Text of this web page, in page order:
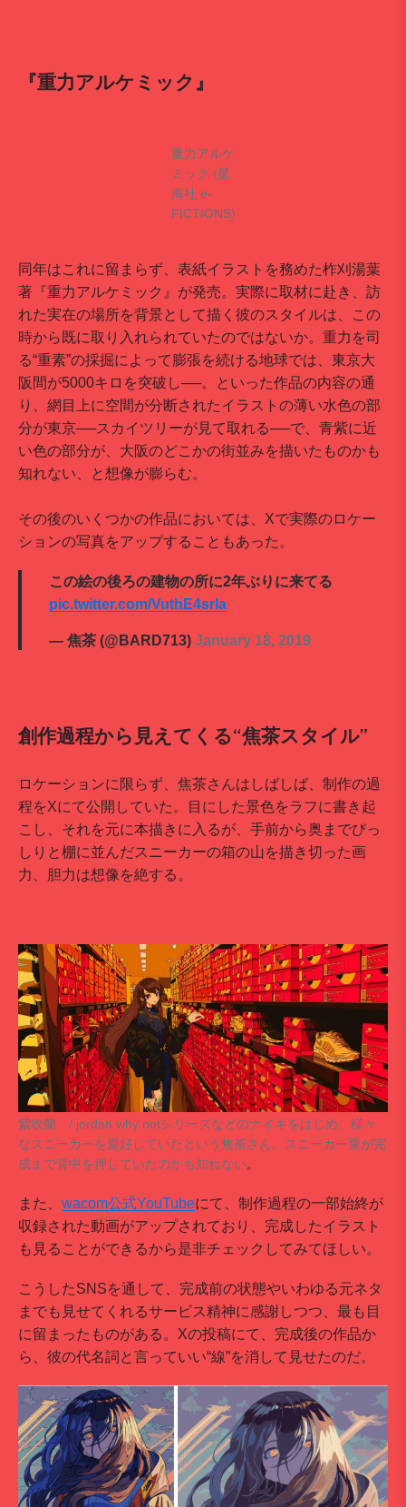
『重力アルケミック』
重力アルケ
ミック (星
海社 e-
FICTIONS)
同年はこれに留まらず、表紙イラストを務めた柞刈湯葉
著『重力アルケミック』が発売。実際に取材に赴き、訪
れた実在の場所を背景として描く彼のスタイルは、この
時から既に取り入れられていたのではないか。重力を司
る“重素”の採掘によって膨張を続ける地球では、東京大
阪間が5000キロを突破し──。といった作品の内容の通
り、網目上に空間が分断されたイラストの薄い水色の部
分が東京──スカイツリーが見て取れる──で、青紫に近
い色の部分が、大阪のどこかの街並みを描いたものかも
知れない、と想像が膨らむ。
その後のいくつかの作品においては、Xで実際のロケー
ションの写真をアップすることもあった。
この絵の後ろの建物の所に2年ぶりに来てる
pic.twitter.com/VuthE4srla
— 焦茶 (@BARD713) January 18, 2019
創作過程から見えてくる“焦茶スタイル”
ロケーションに限らず、焦茶さんはしばしば、制作の過
程をXにて公開していた。目にした景色をラフに書き起
こし、それを元に本描きに入るが、手前から奥までびっ
しりと棚に並んだスニーカーの箱の山を描き切った画
力、胆力は想像を絶する。
紫吹蘭 / jordan why notシリーズなどのナイキをはじめ、様々
なスニーカーを愛好していたという焦茶さん。スニーカー愛が完
成まで背中を押していたのかも知れない。
また、 wacom公式YouTubeにて、制作過程の一部始終が
収録された動画がアップされており、完成したイラスト
も見ることができるから是非チェックしてみてほしい。
こうしたSNSを通して、完成前の状態やいわゆる元ネタ
までも見せてくれるサービス精神に感謝しつつ、最も目
に留まったものがある。Xの投稿にて、完成後の作品か
ら、彼の代名詞と言っていい“線”を消して見せたのだ。